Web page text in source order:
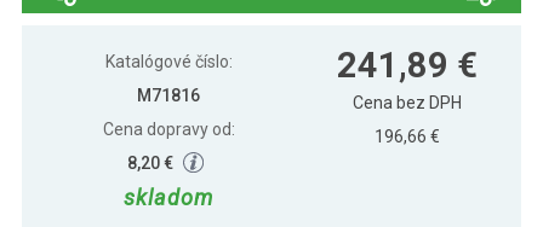
Katalógové číslo:
M71816
Cena dopravy od:
8,20 €
skladom
241,89 €
Cena bez DPH
196,66 €